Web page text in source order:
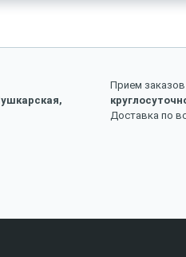
Прием заказов
Доставка по